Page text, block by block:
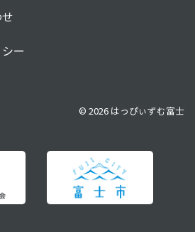
ー
© 2026 はっぴぃずむ富士